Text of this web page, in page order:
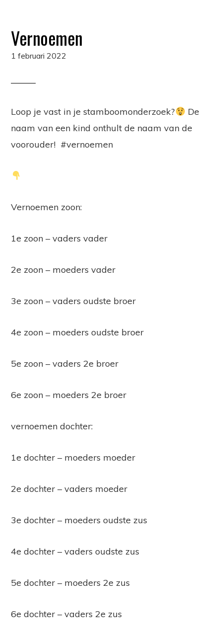
Vernoemen
1 februari 2022
Loop je vast in je stamboomonderzoek?
De
naam van een kind onthult de naam van de
voorouder! #vernoemen
Vernoemen zoon:
1e zoon – vaders vader
2e zoon – moeders vader
3e zoon – vaders oudste broer
4e zoon – moeders oudste broer
5e zoon – vaders 2e broer
6e zoon – moeders 2e broer
vernoemen dochter:
1e dochter – moeders moeder
2e dochter – vaders moeder
3e dochter – moeders oudste zus
4e dochter – vaders oudste zus
5e dochter – moeders 2e zus
6e dochter – vaders 2e zus